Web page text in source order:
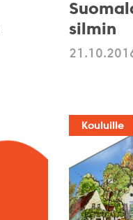
silmin
Kouluille